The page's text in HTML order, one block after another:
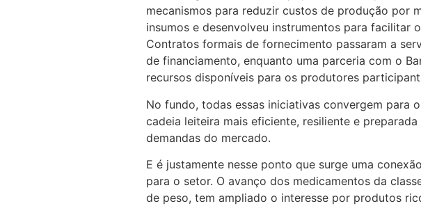
mecanismos para reduzir custos de produção por
insumos e desenvolveu instrumentos para facilitar
Contratos formais de fornecimento passaram a
de financiamento, enquanto uma parceria com o
recursos disponíveis para os produtores
No fundo, todas essas iniciativas convergem para
cadeia leiteira mais eficiente, resiliente e
demandas do mercado.
E é justamente nesse ponto que surge uma
para o setor. O avanço dos medicamentos da
de peso, tem ampliado o interesse por produtos